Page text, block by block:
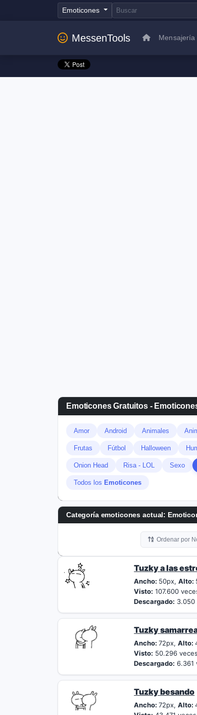
Emoticones
MessenTools
Emoticones Gratuitos -
Amor Android Animales
Frutas Fútbol Halloween
Onion Head Risa - LOL Sexo
Todos los Emoticones
Categoría emoticones actual:
Ordenar por
Tuzky a las
Ancho: 50px,Alto:
Visto: 107.600
Descargado: 3.050
Tuzky
Ancho:72px,Alto:
Visto: 50.296 veces
Descargado: 6.361
Tuzky besando
Ancho:72px,Alto: